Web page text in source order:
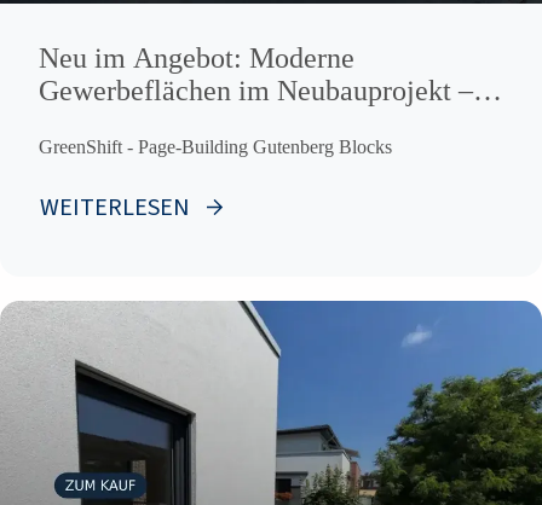
Neu im Angebot: Moderne
Gewerbeflächen im Neubauprojekt –
Standort in Rostock
GreenShift - Page-Building Gutenberg Blocks
WEITERLESEN